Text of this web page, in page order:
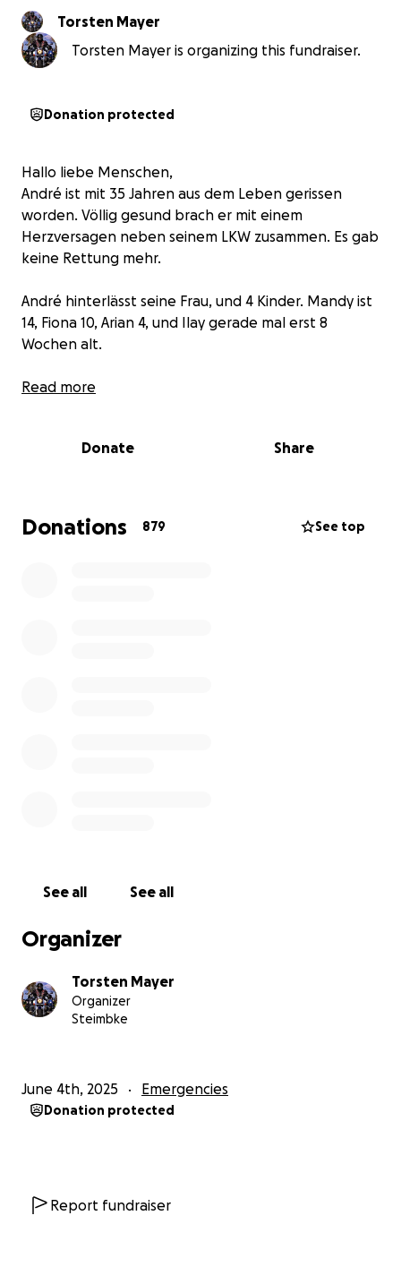
Torsten Mayer
Torsten Mayer is organizing this fundraiser.
Donation protected
Hallo liebe Menschen,
André ist mit 35 Jahren aus dem Leben gerissen
worden. Völlig gesund brach er mit einem
Herzversagen neben seinem LKW zusammen. Es gab
keine Rettung mehr.
André hinterlässt seine Frau, und 4 Kinder. Mandy ist
14, Fiona 10, Arian 4, und Ilay gerade mal erst 8
Wochen alt.
Ich bitte um Spenden, weil ich Heike in jeglicher
Ziehpapa.
geschlossen werden kann.
Heike steht vor den Beerdigungskosten, einem Berg
Read more
Donate Share
Donations 879 See top
See all See all
Organizer
Torsten Mayer
Organizer
Steimbke
June 4th, 2025 Emergencies
Donation protected
Report fundraiser